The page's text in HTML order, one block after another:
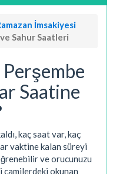
İmsakiyesi
Sahur Saatleri
Saatine
kaç saat var, kaç
vaktine kalan süreyi
ve orucunuzu
okunan